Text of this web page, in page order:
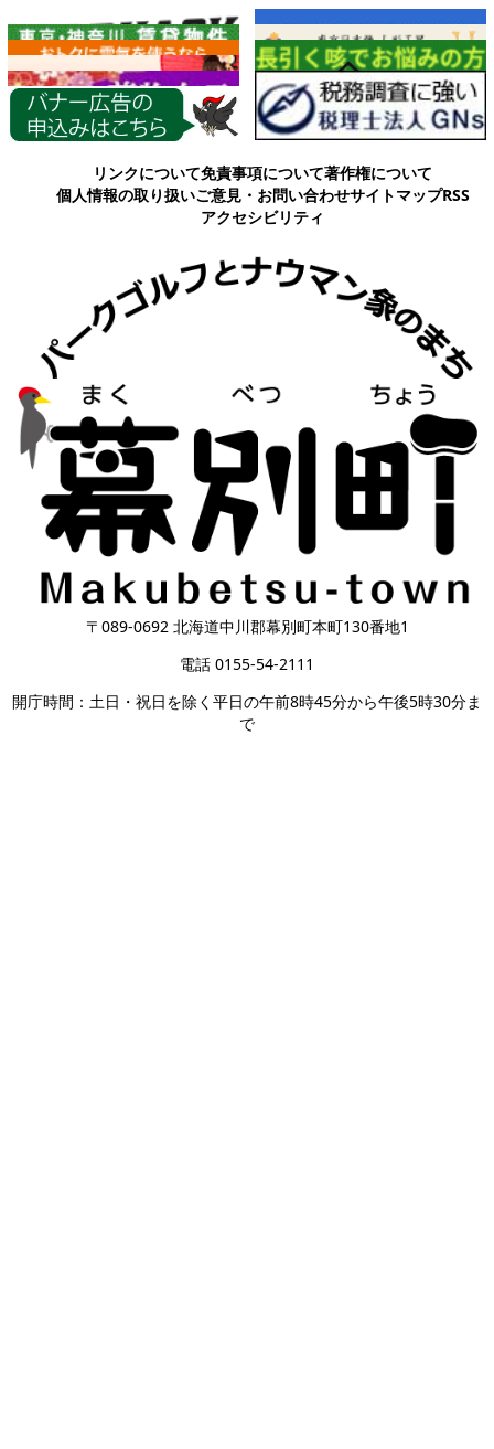
各種情報
リンクについて免責事項について著作権について
個人情報の取り扱いご意見・お問い合わせサイトマップRSS
アクセシビリティ
〒089-0692 北海道中川郡幕別町本町130番地1
電話 0155-54-2111
開庁時間：土日・祝日を除く平日の午前8時45分から午後5時30分ま
で